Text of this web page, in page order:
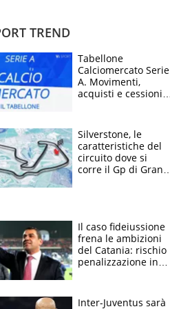
TREND
Tabellone
Calciomercato Serie
A. Movimenti,
acquisti e cessioni:
Silverstone, le
caratteristiche del
circuito dove si
corre il Gp di Gran
Il caso fideiussione
frena le ambizioni
del Catania: rischio
penalizzazione in
Inter-Juventus sarà